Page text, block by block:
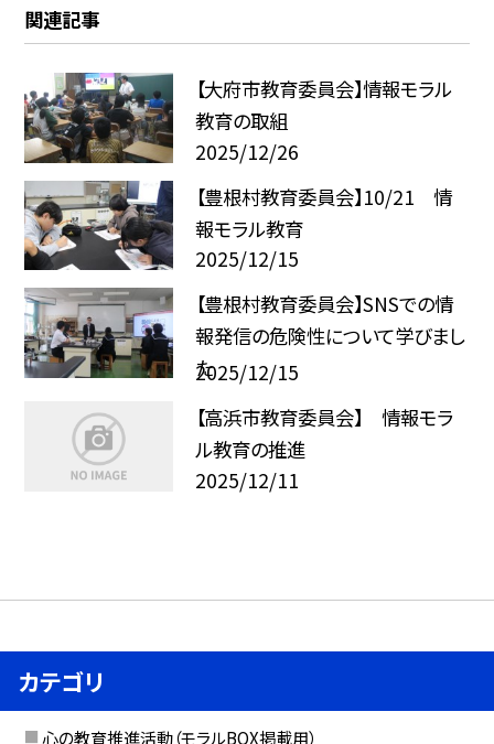
関連記事
【大府市教育委員会】情報モラル
教育の取組
2025/12/26
【豊根村教育委員会】10/21 情
報モラル教育
2025/12/15
【豊根村教育委員会】SNSでの情
報発信の危険性について学びまし
た
2025/12/15
【高浜市教育委員会】 情報モラ
ル教育の推進
2025/12/11
カテゴリ
心の教育推進活動（モラルBOX掲載用）